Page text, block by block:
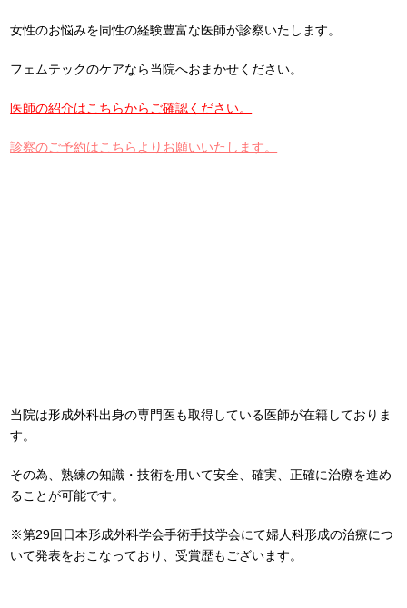
女性のお悩みを同性の経験豊富な医師が診察いたします。
フェムテックのケアなら当院へおまかせください。
医師の紹介はこちらからご確認ください。
診察のご予約はこちらよりお願いいたします。
当院は形成外科出身の専門医も取得している医師が在籍しておりま
す。
その為、熟練の知識・技術を用いて安全、確実、正確に治療を進め
ることが可能です。
※第29回日本形成外科学会手術手技学会にて婦人科形成の治療につ
いて発表をおこなっており、受賞歴もございます。